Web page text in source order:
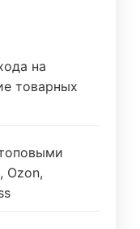
на
товарных
Ozon,